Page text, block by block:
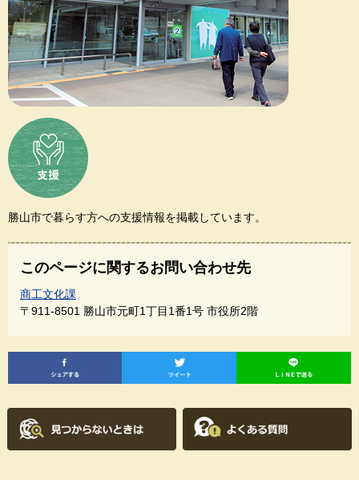
勝山市で暮らす方への支援情報を掲載しています。
このページに関するお問い合わせ先
商工文化課
〒911-8501 勝山市元町1丁目1番1号 市役所2階